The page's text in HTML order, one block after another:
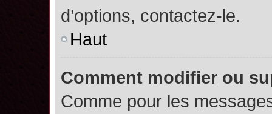
d’options, contactez-le.
Haut
Comment modifier ou
Comme pour les